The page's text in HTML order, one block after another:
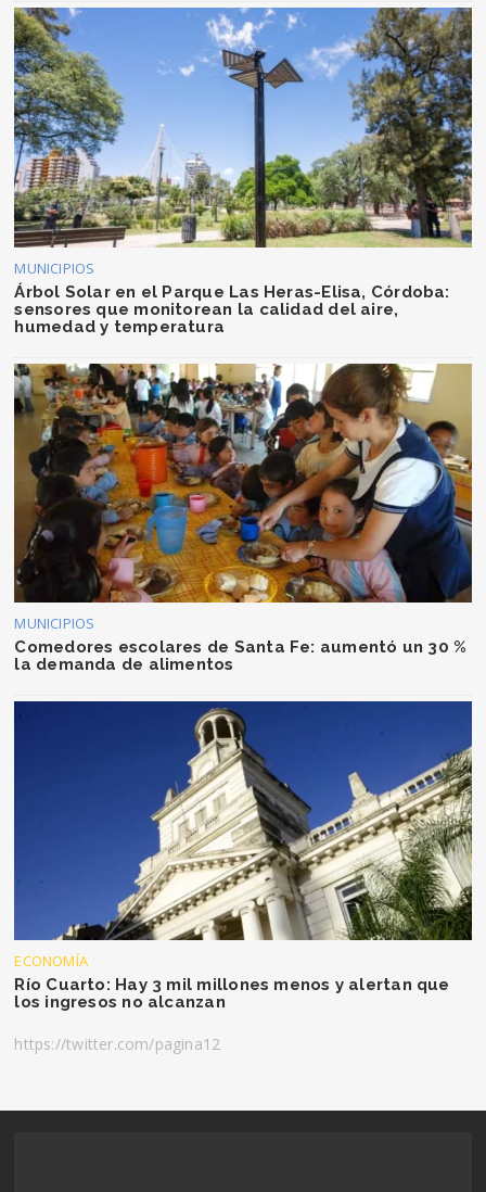
MUNICIPIOS
Árbol Solar en el Parque Las Heras-Elisa, Córdoba:
sensores que monitorean la calidad del aire,
humedad y temperatura
MUNICIPIOS
Comedores escolares de Santa Fe: aumentó un 30 %
la demanda de alimentos
ECONOMÍA
Río Cuarto: Hay 3 mil millones menos y alertan que
los ingresos no alcanzan
https://twitter.com/pagina12